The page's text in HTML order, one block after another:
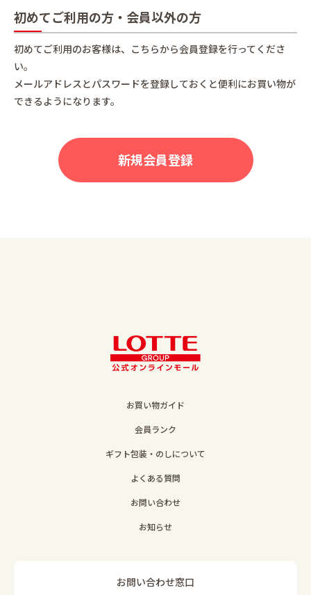
初めてご利用の方・会員以外の方
初めてご利用のお客様は、こちらから会員登録を行ってくださ
い。
メールアドレスとパスワードを登録しておくと便利にお買い物が
できるようになります。
お買い物ガイド
会員ランク
ギフト包装・のしについて
よくある質問
お問い合わせ
お知らせ
お問い合わせ窓口